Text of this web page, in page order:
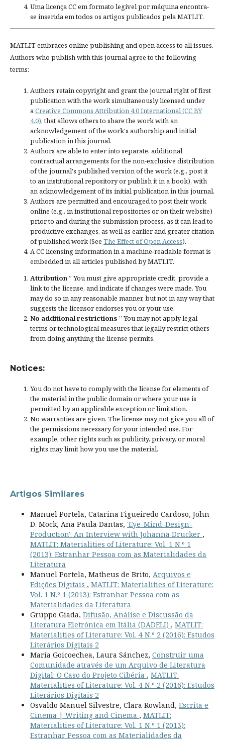
Uma licença CC em formato legível por máquina encontra-
se inserida em todos os artigos publicados pela MATLIT.
MATLIT embraces online publishing and open access to all issues.
Authors who publish with this journal agree to the following
terms:
Authors retain copyright and grant the journal right of first
publication with the work simultaneously licensed under
aCreative Commons Attribution 4.0 International (CC BY
4.0), that allows others to share the work with an
acknowledgement of the work's authorship and initial
publication in this journal.
Authors are able to enter into separate, additional
contractual arrangements for the non-exclusive distribution
of the journal's published version of the work (e.g., post it
to an institutional repository or publish it in a book), with
an acknowledgement of its initial publication in this journal.
Authors are permitted and encouraged to post their work
online (e.g., in institutional repositories or on their website)
prior to and during the submission process, as it can lead to
productive exchanges, as well as earlier and greater citation
of published work (See The Effect of Open Access).
A CC licensing information in a machine-readable format is
embedded in all articles published by MATLIT.
Attribution” You must give appropriate credit, provide a
link to the license, andindicate if changes were made. You
may do so in any reasonable manner, but not in any way that
suggests the licensor endorses you or your use.
No additional restrictions ” You may not apply legal
terms ortechnological measuresthat legally restrict others
from doing anything the license permits.
Notices:
You do not have to comply with the license for elements of
the material in the public domain or where your use is
permitted by an applicable exception or limitation.
No warranties are given. The license may not give you all of
the permissions necessary for your intended use. For
example, other rights such as publicity, privacy, or moral
rights may limit how you use the material.
Artigos Similares
Manuel Portela, Catarina Figueiredo Cardoso, John
D. Mock, Ana Paula Dantas, 'Eye-Mind-Design-
Production': An Interview with Johanna Drucker ,
MATLIT: Materialities of Literature: Vol. 1 N.º 1
(2013): Estranhar Pessoa com as Materialidades da
Literatura
Manuel Portela, Matheus de Brito, Arquivos e
Edições Digitais , MATLIT: Materialities of Literature:
Vol. 1 N.º 1 (2013): Estranhar Pessoa com as
Materialidades da Literatura
Gruppo Giada, Difusão, Análise e Discussão da
Literatura Eletrónica em Itália (DADELI) , MATLIT:
Materialities of Literature: Vol. 4 N.º 2 (2016): Estudos
Literários Digitais 2
María Goicoechea, Laura Sánchez, Construir uma
Comunidade através de um Arquivo de Literatura
Digital: O Caso do Projeto Cibéria , MATLIT:
Materialities of Literature: Vol. 4 N.º 2 (2016): Estudos
Literários Digitais 2
Osvaldo Manuel Silvestre, Clara Rowland, Escrita e
Cinema | Writing and Cinema , MATLIT:
Materialities of Literature: Vol. 1 N.º 1 (2013):
Estranhar Pessoa com as Materialidades da